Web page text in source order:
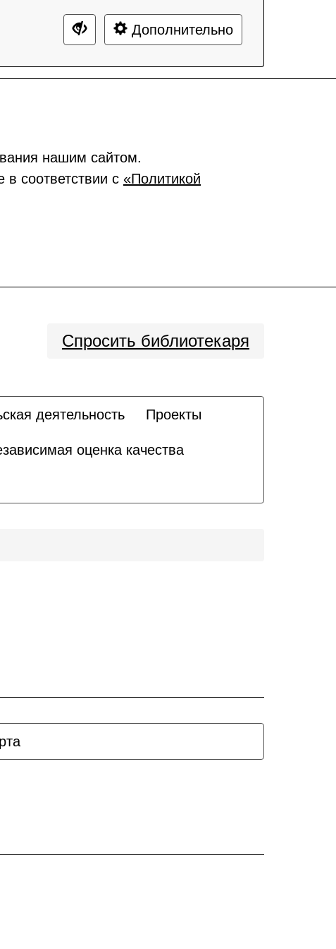
Дополнительно
нашим сайтом.
соответствии с «Политикой
Спросить библиотекаря
деятельность Проекты
оценка качества